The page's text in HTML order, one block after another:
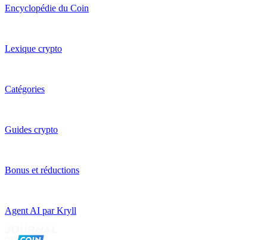
Encyclopédie du Coin
Lexique crypto
Catégories
Guides crypto
Bonus et réductions
Agent AI par Kryll